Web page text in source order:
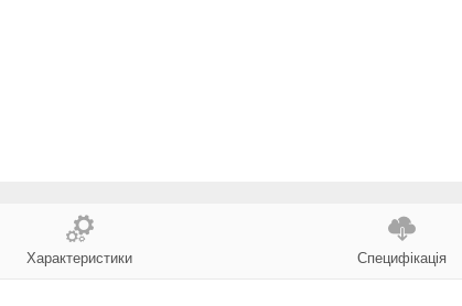
Характеристики Специфікація